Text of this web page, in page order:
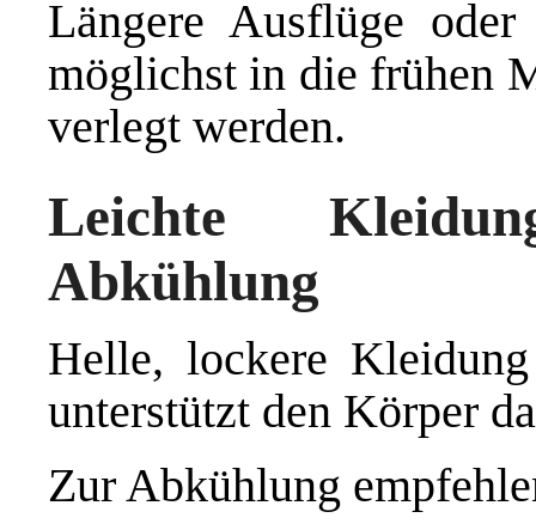
Längere Ausflüge
möglichst in die frühen
verlegt werden.
Leichte
Abkühlung
Helle, lockere
unterstützt den Körper
Zur Abkühlung